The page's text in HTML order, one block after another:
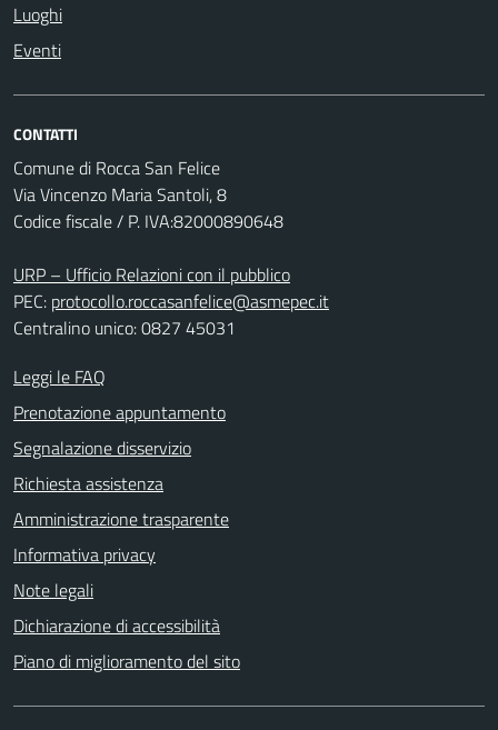
Luoghi
Eventi
CONTATTI
Comune di Rocca San Felice
Via Vincenzo Maria Santoli, 8
Codice fiscale / P. IVA:82000890648
URP – Ufficio Relazioni con il pubblico
PEC: protocollo.roccasanfelice@asmepec.it
Centralino unico: 0827 45031
Leggi le FAQ
Prenotazione appuntamento
Segnalazione disservizio
Richiesta assistenza
Amministrazione trasparente
Informativa privacy
Note legali
Dichiarazione di accessibilità
Piano di miglioramento del sito